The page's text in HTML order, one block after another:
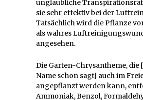
unglaubliche
sie sehr effektiv bei der
Tatsächlich wird die Pflanze
als wahres
angesehen.
Die Garten-Chrysantheme, die
Name schon sagt] auch im
angepflanzt werden kann,
Ammoniak, Benzol,